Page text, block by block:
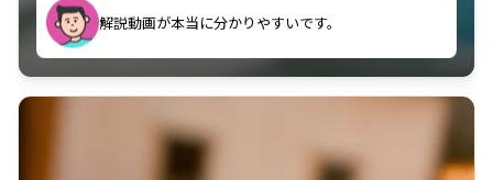
古文漢文を主に使わせていただいているが、復習する
のに非常に役立っている。
解説動画が本当に分かりやすいです。